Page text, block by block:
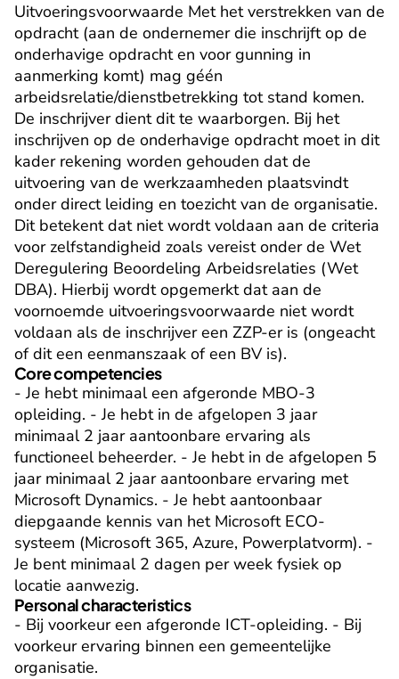
Uitvoeringsvoorwaarde Met het verstrekken van de
opdracht (aan de ondernemer die inschrijft op de
onderhavige opdracht en voor gunning in
aanmerking komt) mag géén
arbeidsrelatie/dienstbetrekking tot stand komen.
De inschrijver dient dit te waarborgen. Bij het
inschrijven op de onderhavige opdracht moet in dit
kader rekening worden gehouden dat de
uitvoering van de werkzaamheden plaatsvindt
onder direct leiding en toezicht van de organisatie.
Dit betekent dat niet wordt voldaan aan de criteria
voor zelfstandigheid zoals vereist onder de Wet
Deregulering Beoordeling Arbeidsrelaties (Wet
DBA). Hierbij wordt opgemerkt dat aan de
voornoemde uitvoeringsvoorwaarde niet wordt
voldaan als de inschrijver een ZZP-er is (ongeacht
of dit een eenmanszaak of een BV is).
Core competencies
- Je hebt minimaal een afgeronde MBO-3
opleiding. - Je hebt in de afgelopen 3 jaar
minimaal 2 jaar aantoonbare ervaring als
functioneel beheerder. - Je hebt in de afgelopen 5
jaar minimaal 2 jaar aantoonbare ervaring met
Microsoft Dynamics. - Je hebt aantoonbaar
diepgaande kennis van het Microsoft ECO-
systeem (Microsoft 365, Azure, Powerplatvorm). -
Je bent minimaal 2 dagen per week fysiek op
locatie aanwezig.
Personal characteristics
- Bij voorkeur een afgeronde ICT-opleiding. - Bij
voorkeur ervaring binnen een gemeentelijke
organisatie.